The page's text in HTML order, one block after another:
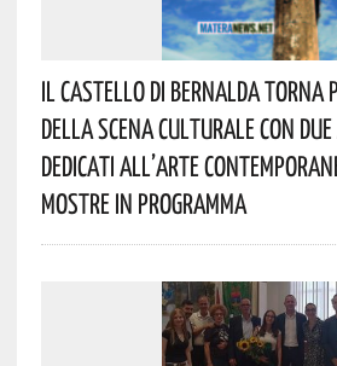
Il Castello Di Bernalda Torna
Della Scena Culturale Con
Dedicati All’arte
Mostre In Programma